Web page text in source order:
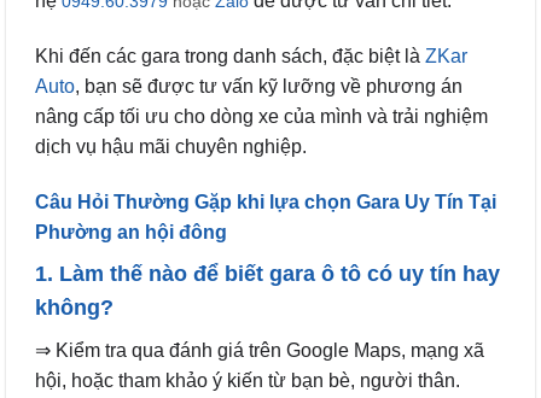
Khi đến các gara trong danh sách, đặc biệt là ZKar
Auto, bạn sẽ được tư vấn kỹ lưỡng về phương án
nâng cấp tối ưu cho dòng xe của mình và trải nghiệm
dịch vụ hậu mãi chuyên nghiệp.
Câu Hỏi Thường Gặp khi lựa chọn Gara Uy Tín Tại
Phường an hội đông
1. Làm thế nào để biết gara ô tô có uy tín hay
không?
⇒ Kiểm tra qua đánh giá trên Google Maps, mạng xã
hội, hoặc tham khảo ý kiến từ bạn bè, người thân.